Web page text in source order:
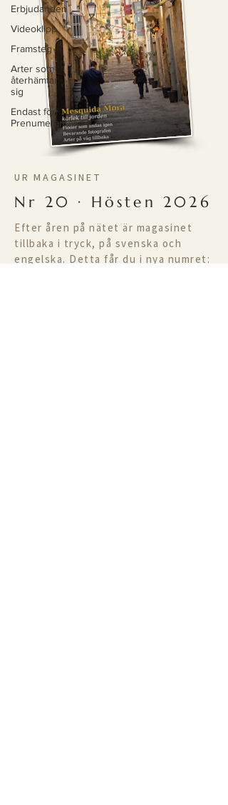
Erbjudanden
Videoklipp
Framsteg
Arter som
återhämtar
sig
Endast för
Prenumeranter
UR MAGASINET
Nr 20 · Hösten 2026
Efter åren på nätet är magasinet
tillbaka i tryck, på svenska och
engelska. Detta får du i nya numret: